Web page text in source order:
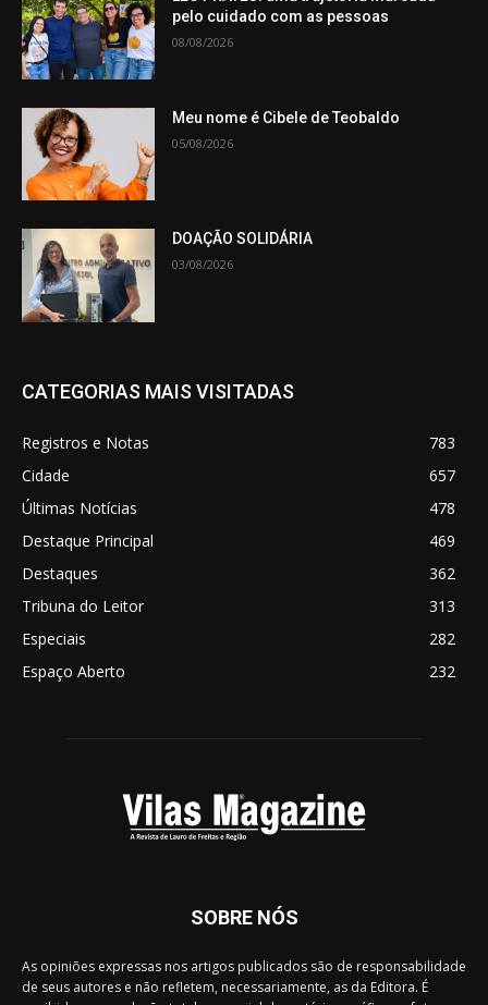
pelo cuidado com as pessoas
08/08/2026
Meu nome é Cibele de Teobaldo
05/08/2026
DOAÇÃO SOLIDÁRIA
03/08/2026
CATEGORIAS MAIS VISITADAS
Registros e Notas
783
Cidade
657
Últimas Notícias
478
Destaque Principal
469
Destaques
362
Tribuna do Leitor
313
Especiais
282
Espaço Aberto
232
SOBRE NÓS
As opiniões expressas nos artigos publicados são de responsabilidade
de seus autores e não refletem, necessariamente, as da Editora. É